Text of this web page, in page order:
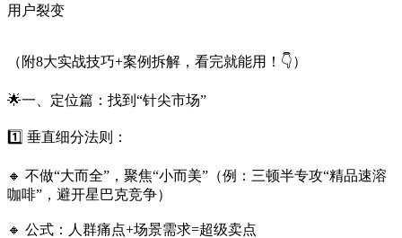
用户裂变
（附8大实战技巧+案例拆解，看完就能用！👇）
🌟一、定位篇：找到“针尖市场”
1️⃣ 垂直细分法则：
🔸 不做“大而全”，聚焦“小而美”（例：三顿半专攻“精品速溶
咖啡”，避开星巴克竞争）
🔸 公式：人群痛点+场景需求=超级卖点